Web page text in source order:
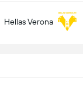
Hellas Verona